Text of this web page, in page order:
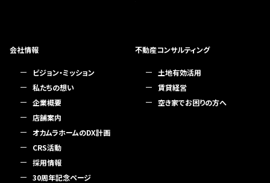
会社情報
ビジョン・ミッション
私たちの想い
企業概要
店舗案内
オカムラホームのDX計画
CRS活動
採用情報
30周年記念ページ
不動産コンサルティング
土地有効活用
賃貸経営
空き家でお困りの方へ